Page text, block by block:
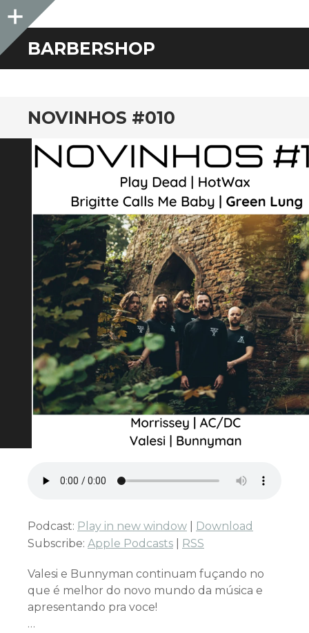
Sidebar
BARBERSHOP
NOVINHOS #010
Podcast: Play in new window
Download
Subscribe: Apple Podcasts RSS
Valesi e Bunnyman continuam fuçando no
que é melhor do novo mundo da música e
apresentando pra voce!
…